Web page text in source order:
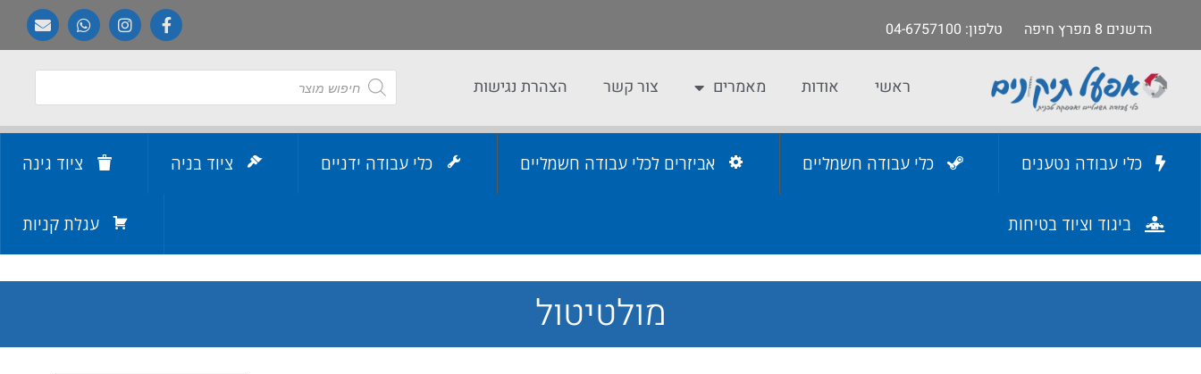
הדשנים 8 מפרץ חיפה טלפון: 04-6757100
ראשי אודות מאמרים צור קשר הצהרת נגישות
כלי עבודה נטענים כלי עבודה חשמליים אביזרים לכלי עבודה חשמליים כלי עבודה ידניים ציוד בניה ציוד גינה
ביגוד וציוד בטיחות עגלת קניות
מולטיטול